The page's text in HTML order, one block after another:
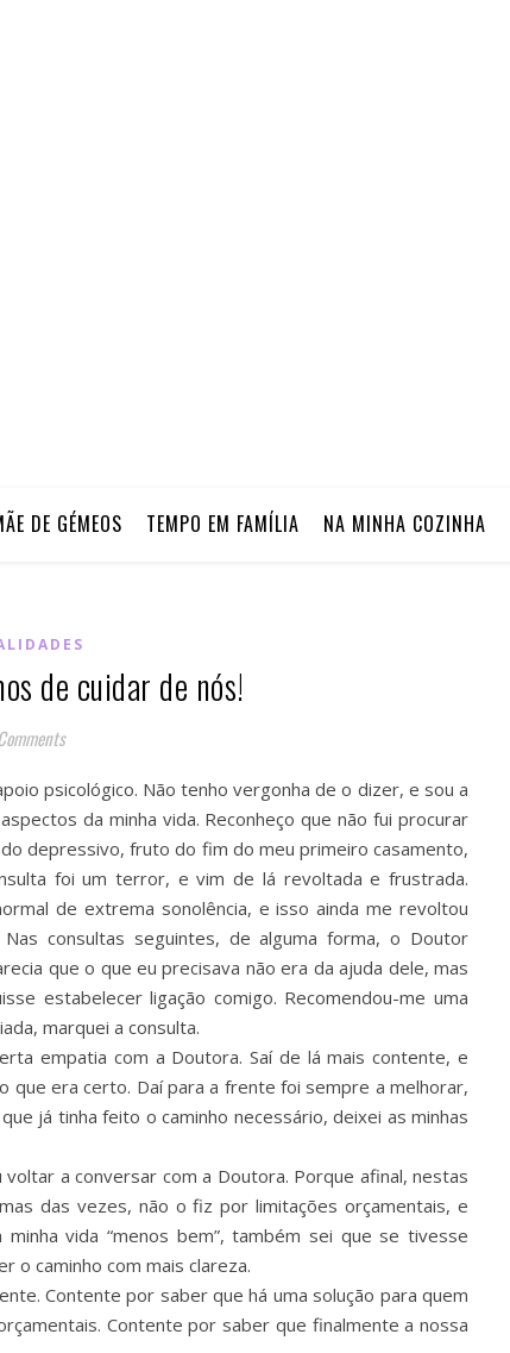
DE GÉMEOS TEMPO EM FAMÍLIA NA MINHA COZINHA
de cuidar de nós!
psicológico. Não tenho vergonha de o dizer, e sou a
da minha vida. Reconheço que não fui procurar
depressivo, fruto do fim do meu primeiro casamento,
foi um terror, e vim de lá revoltada e frustrada.
de extrema sonolência, e isso ainda me revoltou
consultas seguintes, de alguma forma, o Doutor
que o que eu precisava não era da ajuda dele, mas
estabelecer ligação comigo. Recomendou-me uma
marquei a consulta.
empatia com a Doutora. Saí de lá mais contente, e
que era certo. Daí para a frente foi sempre a melhorar,
já tinha feito o caminho necessário, deixei as minhas
a conversar com a Doutora. Porque afinal, nestas
das vezes, não o fiz por limitações orçamentais, e
vida “menos bem”, também sei que se tivesse
o caminho com mais clareza.
Contente por saber que há uma solução para quem
Contente por saber que finalmente a nossa